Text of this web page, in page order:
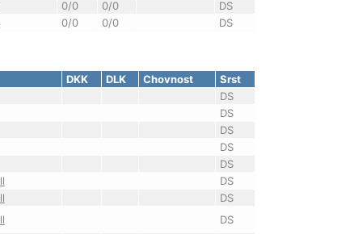
0/0 0/0
DS
0/0 0/0 DS
DKK DLK Chovnost
Srst
DS
DS
DS
DS
DS
DS
DS
DS